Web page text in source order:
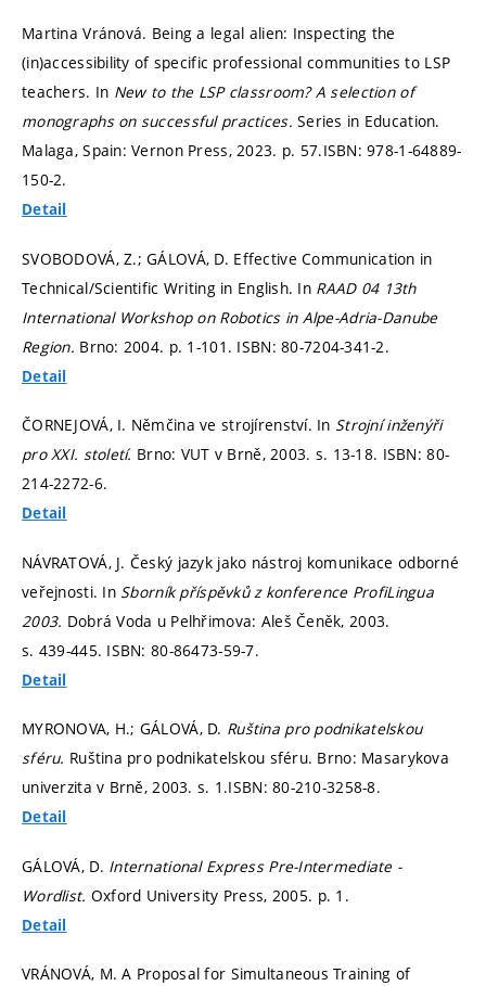
Martina Vránová. Being a legal alien: Inspecting the
(in)accessibility of specific professional communities to LSP
teachers. In New to the LSP classroom? A selection of
monographs on successful practices.Series in Education.
Malaga, Spain: Vernon Press, 2023. p. 57.ISBN: 978-1-64889-
150-2.
Detail
SVOBODOVÁ, Z.; GÁLOVÁ, D. Effective Communication in
Technical/Scientific Writing in English. In RAAD 04 13th
International Workshop on Robotics in Alpe-Adria-Danube
Region. Brno: 2004. p. 1-101. ISBN: 80-7204-341-2.
Detail
ČORNEJOVÁ, I. Němčina ve strojírenství. In Strojní inženýři
pro XXI. století. Brno: VUT v Brně, 2003. s. 13-18. ISBN: 80-
214-2272-6.
Detail
NÁVRATOVÁ, J. Český jazyk jako nástroj komunikace odborné
veřejnosti. In Sborník příspěvků z konference ProfiLingua
2003. Dobrá Voda u Pelhřimova: Aleš Čeněk, 2003.
s. 439-445. ISBN: 80-86473-59-7.
Detail
MYRONOVA, H.; GÁLOVÁ, D. Ruština pro podnikatelskou
sféru. Ruština pro podnikatelskou sféru. Brno: Masarykova
univerzita v Brně, 2003. s. 1.ISBN: 80-210-3258-8.
Detail
GÁLOVÁ, D. International Express Pre-Intermediate -
Wordlist. Oxford University Press, 2005. p. 1.
Detail
VRÁNOVÁ, M. A Proposal for Simultaneous Training of